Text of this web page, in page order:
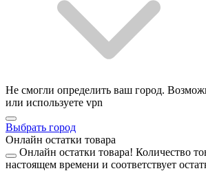
Не смогли определить ваш город.
или используете vpn
Выбрать город
Онлайн остатки товара
Онлайн остатки товара! Количество
настоящем времени и соответствует